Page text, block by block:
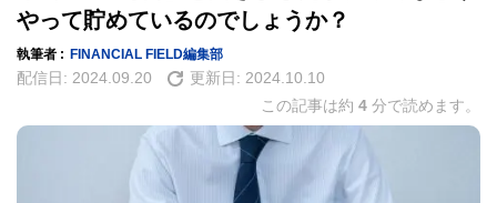
やって貯めているのでしょうか？
執筆者 : FINANCIAL FIELD編集部
配信日: 2024.09.20 更新日: 2024.10.10
この記事は約 4 分で読めます。